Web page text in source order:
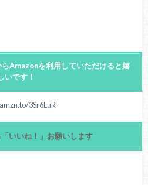
Amazonを利用していただけると嬉
いです！
3Sr6LuR
いいね！」お願いします